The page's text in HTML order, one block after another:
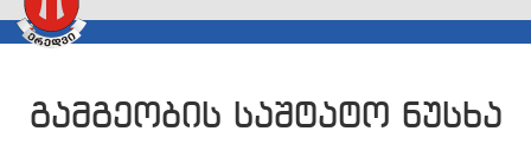
გამგეობის საშტატო ნუსხა